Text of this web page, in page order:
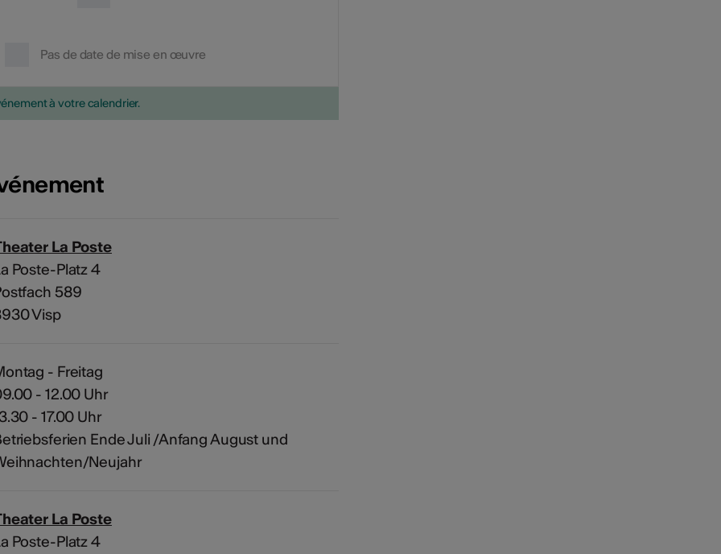
Pas de date de mise en œuvre
à votre calendrier.
La Poste
Poste-Platz 4
589
Visp
- Freitag
- 12.00 Uhr
- 17.00 Uhr
Ende Juli /Anfang August und
Neujahr
La Poste
Poste-Platz 4